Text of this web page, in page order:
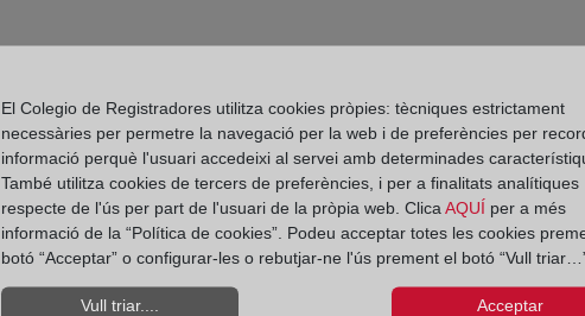
PARTE II. DIES A
RESTITUCIÓN DE
EN VIRTUD DE
El Colegio de Registradores utilitza cookies pròpies: tècniques estrictament
necessàries per permetre la navegació per la web i de preferències per
informació perquè l'usuari accedeixi al servei amb determinades
També utilitza cookies de tercers de preferències, i per a finalitats analítiques
respecte de l'ús per part de l'usuari de la pròpia web. Clica AQUÍ per a més
informació de la “Política de cookies”. Podeu acceptar totes les cookies
botó “Acceptar” o configurar-les o rebutjar-ne l'ús prement el botó “Vull
Vull triar.... Acceptar